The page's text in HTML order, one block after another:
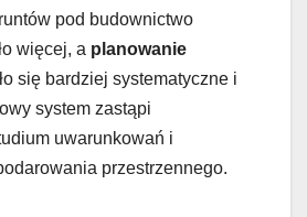
pod budownictwo
więcej, a planowanie
się bardziej systematyczne i
system zastąpi
uwarunkowań i
przestrzennego.